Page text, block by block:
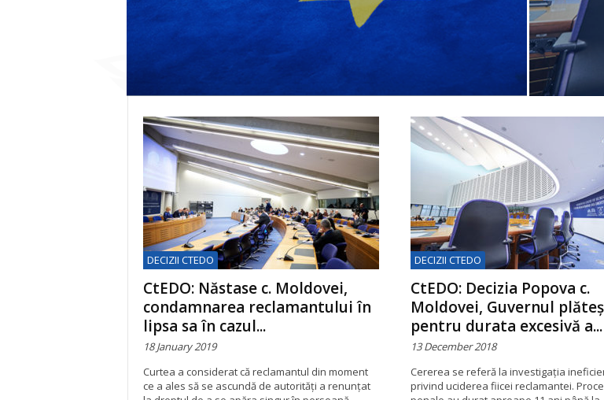
DECIZII CTEDO
CtEDO: Năstase c. Moldovei,
condamnarea reclamantului în
lipsa sa în cazul...
18 January 2019
Curtea a considerat că reclamantul din moment
ce a ales să se ascundă de autorităţi a renunţat
DECIZII CTEDO
CtEDO: Decizia Popova c.
Moldovei, Guvernul
pentru durata excesivă a...
13 December 2018
Cererea se referă la investigația
privind uciderea fiicei reclamantei.